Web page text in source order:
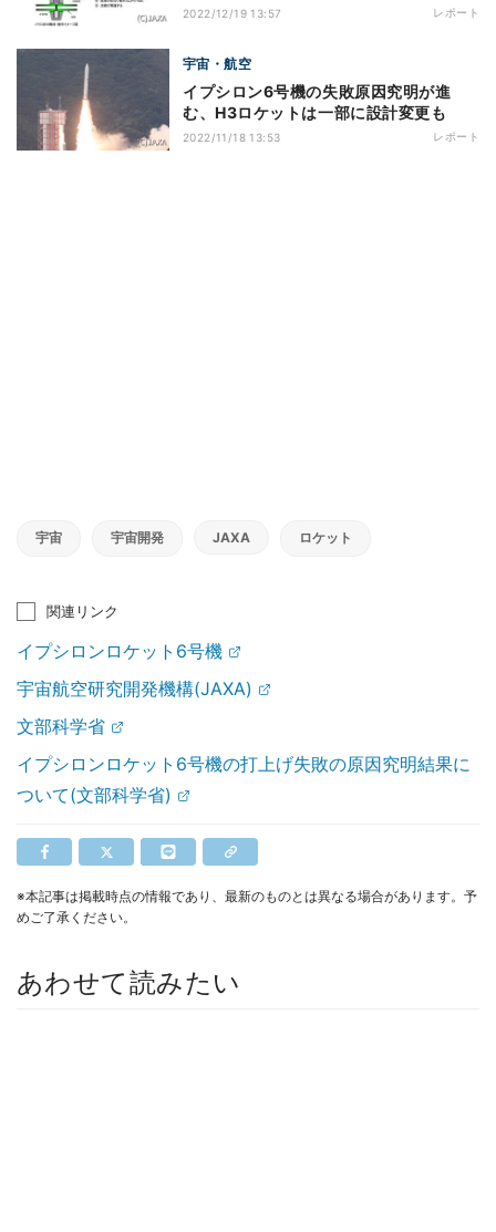
2022/12/19 13:57 レポート
宇宙・航空
イプシロン6号機の失敗原因究明が進
む、H3ロケットは一部に設計変更も
2022/11/18 13:53 レポート
宇宙 宇宙開発 JAXA ロケット
関連リンク
イプシロンロケット6号機
宇宙航空研究開発機構(JAXA)
文部科学省
イプシロンロケット6号機の打上げ失敗の原因究明結果に
ついて(文部科学省)
※本記事は掲載時点の情報であり、最新のものとは異なる場合があります。予
めご了承ください。
あわせて読みたい